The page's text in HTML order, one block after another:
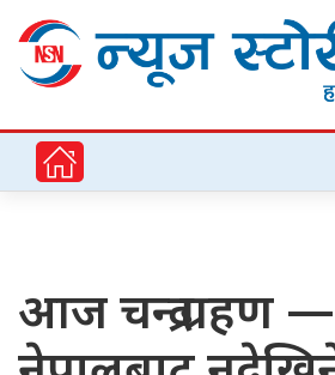
आज चन्द्र ग्रहण —